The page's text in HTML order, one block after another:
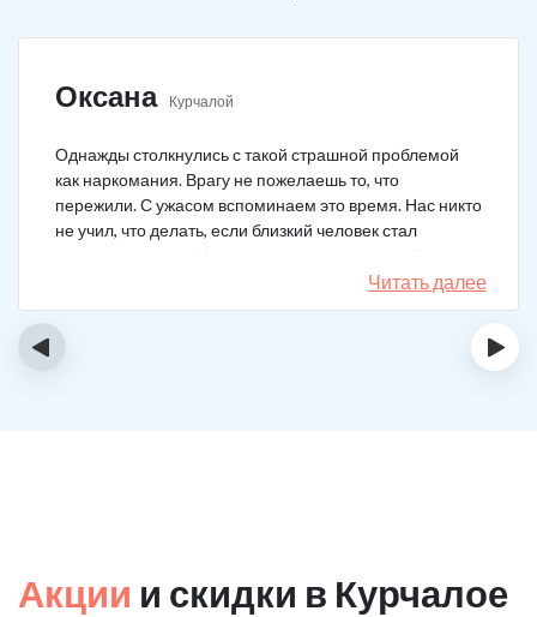
Оксана Курчалой
Однажды столкнулись с такой страшной проблемой
как наркомания. Врагу не пожелаешь то, что
пережили. С ужасом вспоминаем это время. Нас никто
не учил, что делать, если близкий человек стал
наркозависимым. Честно говоря, надежды не было,
думали, что все лечение бесполезно, но решили
попробовать и отправить родственника в клинику на
Читать далее
‹ ›
Акции и скидки в Курчалое